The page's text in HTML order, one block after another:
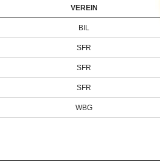
VEREIN
BIL
SFR
SFR
SFR
WBG